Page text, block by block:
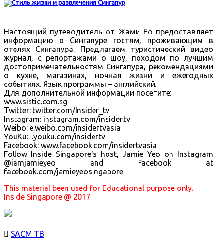
Настоящий путеводитель от Жами Ео предоставляет
информацию о Сингапуре гостям, проживающим в
отелях Сингапура. Предлагаем туристический видео
журнал, с репортажами о шоу, походом по лучшим
достопримечательностям Сингапура, рекомендациями
о кухне, магазинах, ночная жизни и ежегодных
событиях. Язык программы – английский.
Для дополнительной информации посетите:
www.sistic.com.sg
Twitter: twitter.com/Insider_tv
Instagram: instagram.com/insider.tv
Weibo: e.weibo.com/insidertvasia
YouKu: i.youku.com/insidertv
Facebook: www.facebook.com/insidertvasia
Follow Inside Singapore's host, Jamie Yeo on Instagram
@iamjamieyeo and Facebook at
facebook.com/jamieyeosingapore
This material been used for Educational purpose only.
Inside Singapore @ 2017
 SACM ТВ